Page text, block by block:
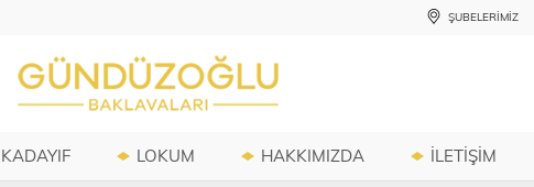
ŞUBELERIMIZ
KADAYIF LOKUM HAKKIMIZDA İLETİŞİM